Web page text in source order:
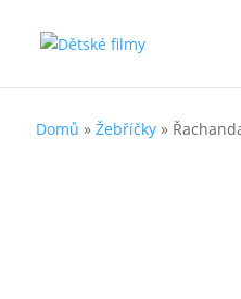
Domů »Žebříčky »